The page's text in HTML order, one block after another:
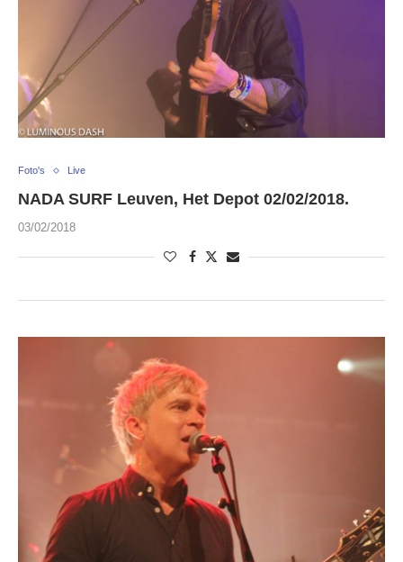
Foto's Live
NADA SURF Leuven, Het Depot 02/02/2018.
03/02/2018